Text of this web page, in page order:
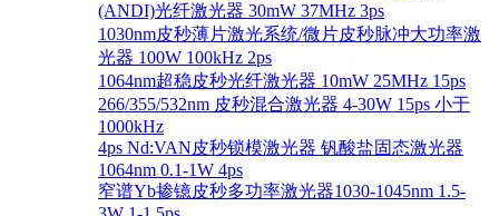
(ANDI)光纤激光器 30mW 37MHz 3ps
1030nm皮秒薄片激光系统/微片皮秒脉冲大功率激
光器 100W 100kHz 2ps
1064nm超稳皮秒光纤激光器 10mW 25MHz 15ps
266/355/532nm 皮秒混合激光器 4-30W 15ps 小于
1000kHz
4ps Nd:VAN皮秒锁模激光器 钒酸盐固态激光器
1064nm 0.1-1W 4ps
窄谱Yb掺镱皮秒多功率激光器1030-1045nm 1.5-